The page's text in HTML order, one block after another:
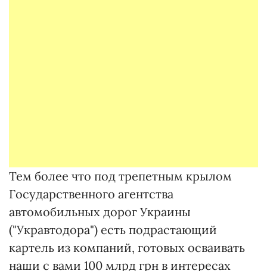
Тем более что под трепетным крылом
Государственного агентства
автомобильных дорог Украины
("Укравтодора") есть подрастающий
картель из компаний, готовых осваивать
наши с вами 100 млрд грн в интересах